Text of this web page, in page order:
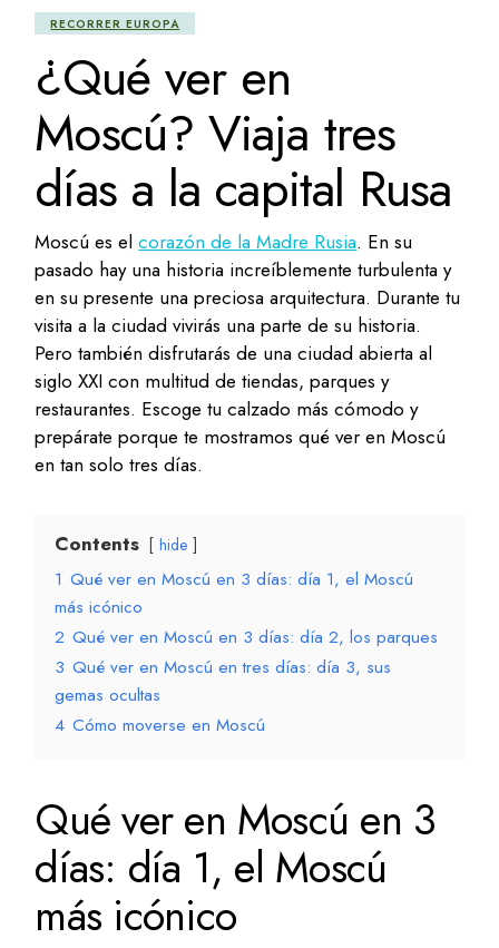
RECORRER EUROPA
¿Qué ver en
Moscú? Viaja tres
días a la capital Rusa
Moscú es elcorazón de la Madre Rusia. En su
pasado hay una historia increíblemente turbulenta y
en su presente una preciosa arquitectura. Durante tu
visita a la ciudad vivirás una parte de su historia.
Pero también disfrutarás de una ciudad abierta al
siglo XXI con multitud de tiendas, parques y
restaurantes. Escoge tu calzado más cómodo y
prepárate porque te mostramos qué ver en Moscú
en tan solo tres días.
Contents hide
1 Qué ver en Moscú en 3 días: día 1, el Moscú
más icónico
2 Qué ver en Moscú en 3 días: día 2, los parques
3 Qué ver en Moscú en tres días: día 3, sus
gemas ocultas
4 Cómo moverse en Moscú
Qué ver en Moscú en 3
días: día 1, el Moscú
más icónico